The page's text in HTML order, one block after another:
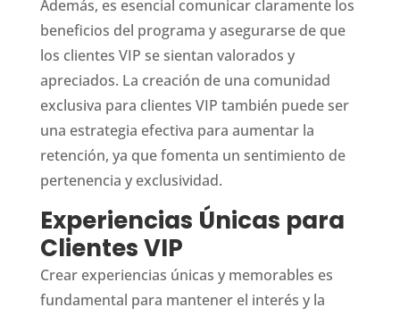
Además, es esencial comunicar claramente los
beneficios del programa y asegurarse de que
los clientes VIP se sientan valorados y
apreciados. La creación de una comunidad
exclusiva para clientes VIP también puede ser
una estrategia efectiva para aumentar la
retención, ya que fomenta un sentimiento de
pertenencia y exclusividad.
Experiencias Únicas para
Clientes VIP
Crear experiencias únicas y memorables es
fundamental para mantener el interés y la